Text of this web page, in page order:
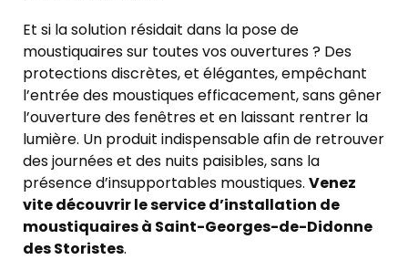
Et si la solution résidait dans la pose de
moustiquaires sur toutes vos ouvertures ? Des
protections discrètes, et élégantes, empêchant
l’entrée des moustiques efficacement, sans gêner
l’ouverture des fenêtres et en laissant rentrer la
lumière. Un produit indispensable afin de retrouver
des journées et des nuits paisibles, sans la
présence d’insupportables moustiques. Venez
vite découvrir le service d’installation de
moustiquaires à Saint-Georges-de-Didonne
des Storistes.